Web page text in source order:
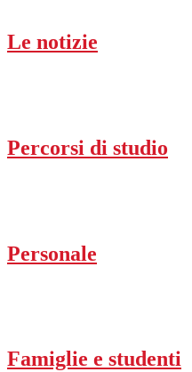
Le notizie
Percorsi di studio
Personale
Famiglie e studenti